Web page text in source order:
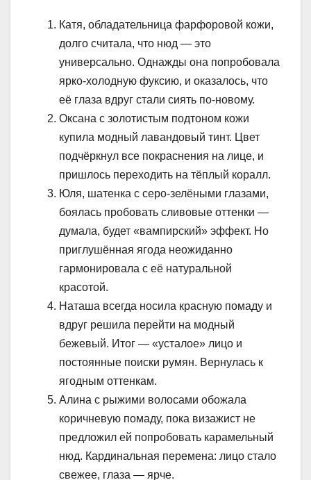
Катя, обладательница фарфоровой кожи,
долго считала, что нюд — это
универсально. Однажды она попробовала
ярко-холодную фуксию, и оказалось, что
её глаза вдруг стали сиять по-новому.
Оксана с золотистым подтоном кожи
купила модный лавандовый тинт. Цвет
подчёркнул все покраснения на лице, и
пришлось переходить на тёплый коралл.
Юля, шатенка с серо-зелёными глазами,
боялась пробовать сливовые оттенки —
думала, будет «вампирский» эффект. Но
приглушённая ягода неожиданно
гармонировала с её натуральной
красотой.
Наташа всегда носила красную помаду и
вдруг решила перейти на модный
бежевый. Итог — «усталое» лицо и
постоянные поиски румян. Вернулась к
ягодным оттенкам.
Алина с рыжими волосами обожала
коричневую помаду, пока визажист не
предложил ей попробовать карамельный
нюд. Кардинальная перемена: лицо стало
свежее, глаза — ярче.